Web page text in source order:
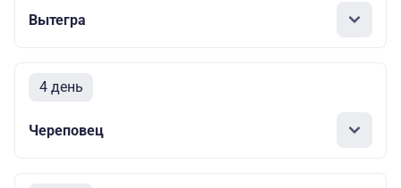
Вытегра
4 день
Череповец